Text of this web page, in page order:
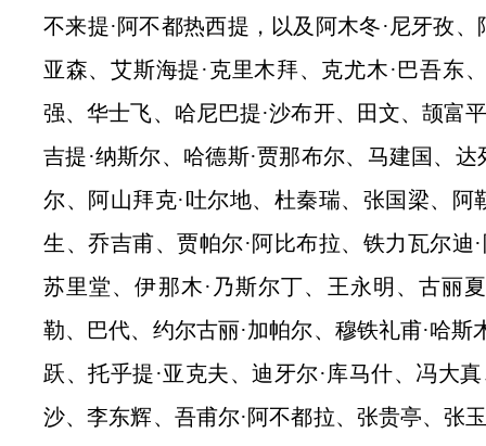
不来提·阿不都热西提，以及阿木冬·尼牙孜
亚森、艾斯海提·克里木拜、克尤木·巴吾东
强、华士飞、哈尼巴提·沙布开、田文、颉富
吉提·纳斯尔、哈德斯·贾那布尔、马建国、
尔、阿山拜克·吐尔地、杜秦瑞、张国梁、阿
生、乔吉甫、贾帕尔·阿比布拉、铁力瓦尔迪
苏里堂、伊那木·乃斯尔丁、王永明、古丽
勒、巴代、约尔古丽·加帕尔、穆铁礼甫·哈
跃、托乎提·亚克夫、迪牙尔·库马什、冯大
沙、李东辉、吾甫尔·阿不都拉、张贵亭、张